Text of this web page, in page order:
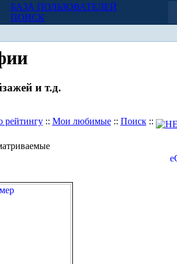
БАЗА ПОЛЬЗОВАТЕЛЕЙ
ПОИСК
и т.д.
рейтингу:: Мои любимые:: Поиск::